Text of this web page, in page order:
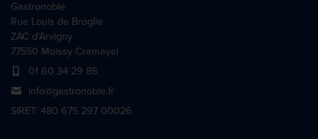
Gastronoble
Rue Louis de Broglie
ZAC d'Arvigny
77550 Moissy Cramayel
01 60 34 29 85
info@gastronoble.fr
SIRET: 480 675 297 00026